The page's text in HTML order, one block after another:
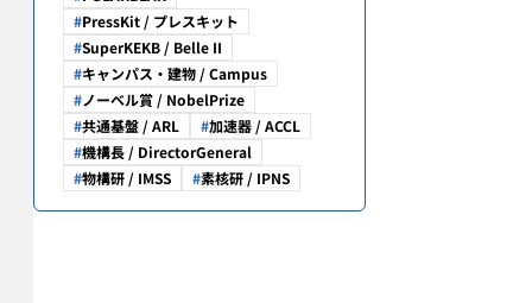
PressKit / プレスキット
SuperKEKB / Belle II
キャンパス・建物 / Campus
ノーベル賞 / NobelPrize
共通基盤 / ARL
加速器 / ACCL
機構長 / DirectorGeneral
物構研 / IMSS
素核研 / IPNS